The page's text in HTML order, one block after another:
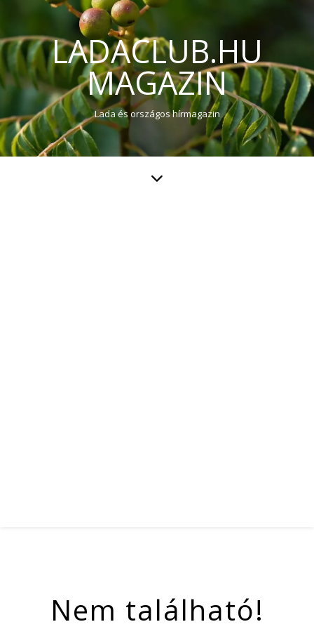
LADACLUB.HU
MAGAZIN
Lada és országos hírmagazin
Nem található!